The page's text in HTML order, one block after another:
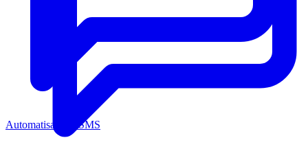
Automatisations SMS